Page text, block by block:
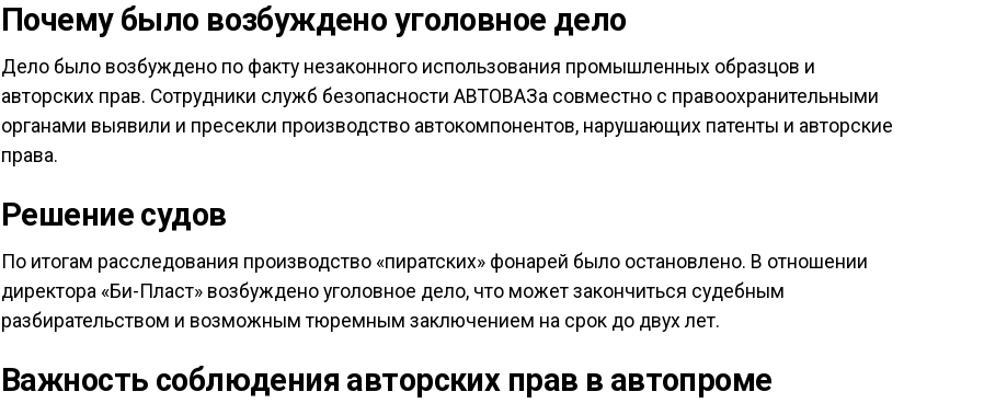
Почему было возбуждено уголовное дело
Дело было возбуждено по факту незаконного использования промышленных образцов и
авторских прав. Сотрудники служб безопасности АВТОВАЗа совместно с правоохранительными
органами выявили и пресекли производство автокомпонентов, нарушающих патенты и авторские
права.
Решение судов
По итогам расследования производство «пиратских» фонарей было остановлено. В отношении
директора «Би-Пласт» возбуждено уголовное дело, что может закончиться судебным
разбирательством и возможным тюремным заключением на срок до двух лет.
Важность соблюдения авторских прав в автопроме